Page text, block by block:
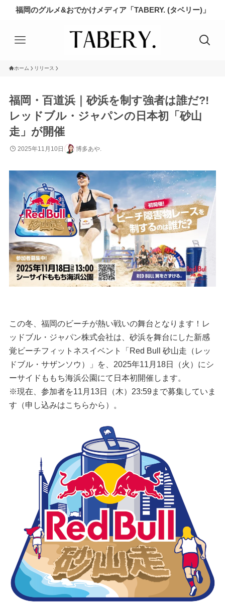
福岡のグルメ&おでかけメディア「TABERY. (タベリー)」
ホーム リリース
福岡・百道浜｜砂浜を制す強者は誰だ?!
レッドブル・ジャパンの日本初「砂山
走」が開催
2025年11月10日 博多あや.
この冬、福岡のビーチが熱い戦いの舞台となります！レ
ッドブル・ジャパン株式会社は、砂浜を舞台にした新感
覚ビーチフィットネスイベント「Red Bull 砂山走（レッ
ドブル・サザンソウ）」を、2025年11月18日（火）にシ
ーサイドももち海浜公園にて日本初開催します。
※現在、参加者を11月13日（木）23:59まで募集していま
す（申し込みはこちらから）。